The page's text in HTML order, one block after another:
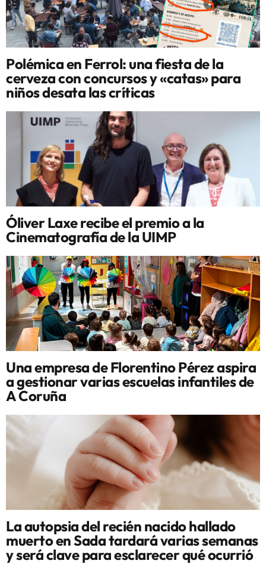
Polémica en Ferrol: una fiesta de la
cerveza con concursos y «catas» para
niños desata las críticas
Óliver Laxe recibe el premio a la
Cinematografía de la UIMP
Una empresa de Florentino Pérez aspira
a gestionar varias escuelas infantiles de
A Coruña
La autopsia del recién nacido hallado
muerto en Sada tardará varias semanas
y será clave para esclarecer qué ocurrió